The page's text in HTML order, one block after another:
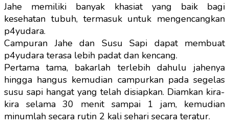
Jahe memiliki banyak khasiat yang baik bagi
kesehatan tubuh, termasuk untuk mengencangkan
p4yudara.
Campuran Jahe dan Susu Sapi dapat membuat
p4yudara terasa lebih padat dan kencang.
Pertama tama, bakarlah terlebih dahulu jahenya
hingga hangus kemudian campurkan pada segelas
susu sapi hangat yang telah disiapkan. Diamkan kira-
kira selama 30 menit sampai 1 jam, kemudian
minumlah secara rutin 2 kali sehari secara teratur.